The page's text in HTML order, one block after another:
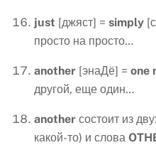
just [джяст] = simply
просто на просто…
another [энаДё] = one
другой, еще один…
another состоит из
какой-то) и слова